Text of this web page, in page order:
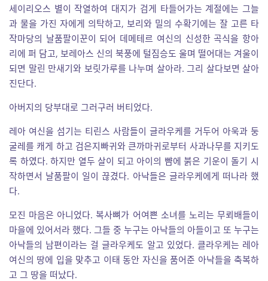
세이리오스 별이 작열하여 대지가 검게 타들어가는 계절에는 그늘
과 물을 가진 자에게 의탁하고, 보리와 밀의 수확기에는 잘 고른 타
작마당의 날품팔이꾼이 되어 데메테르 여신의 신성한 곡식을 항아
리에 퍼 담고, 보레아스 신의 북풍에 털짐승도 울며 떨어대는 겨울이
되면 말린 만새기와 보릿가루를 나누며 살아라. 그리 살다보면 살아
진단다.
아버지의 당부대로 그러구러 버티었다.
레아 여신을 섬기는 티린스 사람들이 글라우케를 거두어 아욱과 둥
굴레를 캐게 하고 검은지빠귀와 큰까마귀로부터 사과나무를 지키도
록 하였다. 하지만 열두 살이 되고 아이의 뺨에 붉은 기운이 돌기 시
작하면서 날품팔이 일이 끊겼다. 아낙들은 글라우케에게 떠나라 했
다.
모진 마음은 아니었다. 복사뼈가 어여쁜 소녀를 노리는 무뢰배들이
마을에 있어서라 했다. 그들 중 누구는 아낙들의 아들이고 또 누구는
아낙들의 남편이라는 걸 글라우케도 알고 있었다. 클라우케는 레아
여신의 땅에 입을 맞추고 이태 동안 자신을 품어준 아낙들을 축복하
고 그 땅을 떠났다.